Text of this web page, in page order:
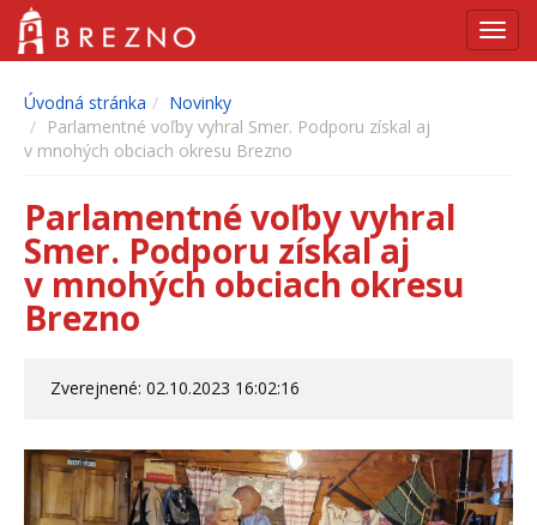
Úvodná stránka
Novinky
Parlamentné voľby vyhral Smer. Podporu získal aj
v mnohých obciach okresu Brezno
Parlamentné voľby vyhral
Smer. Podporu získal aj
v mnohých obciach okresu
Brezno
Zverejnené: 02.10.2023 16:02:16